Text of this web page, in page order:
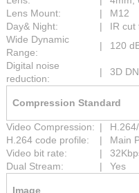
Lens Mount:
|
M12
Day& Night:
|
IR cut
Wide Dynamic
Range:
|
120
Digital noise
reduction:
| 3D
Compression Standard
Video Compression: |
H.264 code profile:
|
Main
Video bit rate:
|
Dual Stream:
| Yes
Image